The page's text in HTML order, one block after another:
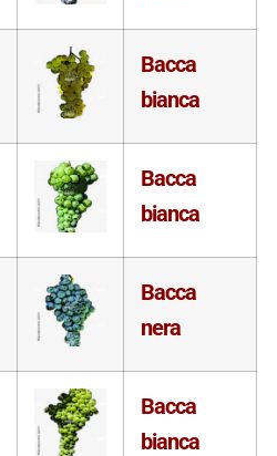
Bacca
bianca
Bacca
bianca
Bacca
nera
Bacca
bianca